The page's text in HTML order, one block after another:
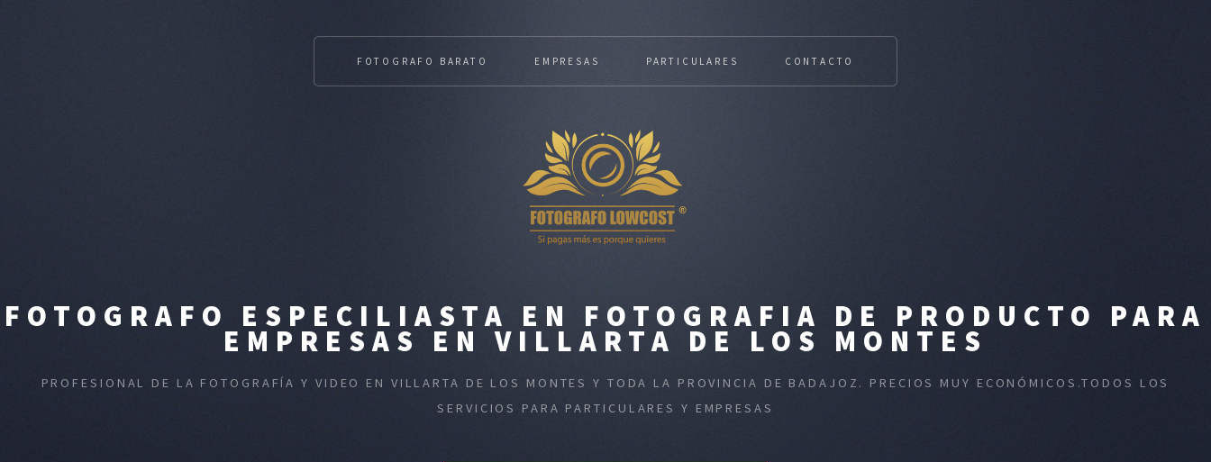
FOTOGRAFO ESPECILIASTA EN FOTOGRAFIA DE PRODUCTO PARA
EMPRESAS EN VILLARTA DE LOS MONTES
PROFESIONAL DE LA FOTOGRAFÍA Y VIDEO EN VILLARTA DE LOS MONTES Y TODA LA PROVINCIA DE BADAJOZ. PRECIOS MUY ECONÓMICOS.TODOS LOS
SERVICIOS PARA PARTICULARES Y EMPRESAS
FOTOGRAFO BARATO EMPRESAS PARTICULARES CONTACTO